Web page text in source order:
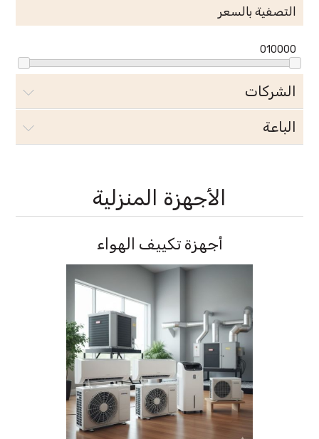
التصفية بالسعر
010000
الشركات
الباعة
الأجهزة المنزلية
أجهزة تكييف الهواء